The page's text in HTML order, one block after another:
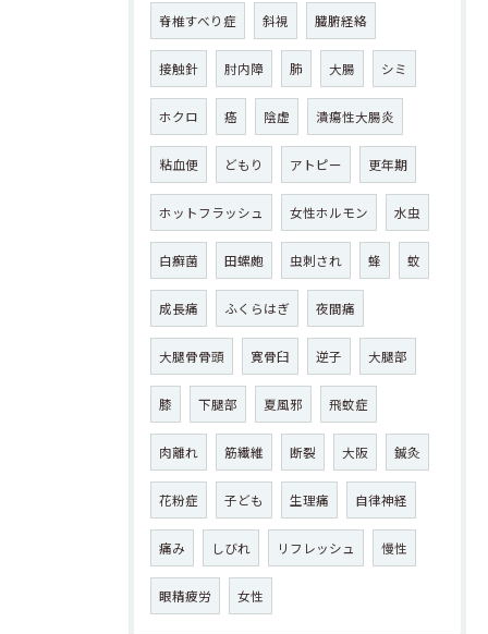
脊椎すべり症 斜視 臓腑経絡
接触針 肘内障 肺 大腸 シミ
ホクロ 癌 陰虚 潰瘍性大腸炎
粘血便 どもり アトピー 更年期
ホットフラッシュ 女性ホルモン 水虫
白癬菌 田螺皰 虫刺され 蜂 蚊
成長痛 ふくらはぎ 夜間痛
大腿骨骨頭 寛骨臼 逆子 大腿部
膝 下腿部 夏風邪 飛蚊症
肉離れ 筋繊維 断裂 大阪 鍼灸
花粉症 子ども 生理痛 自律神経
痛み しびれ リフレッシュ 慢性
眼精疲労 女性